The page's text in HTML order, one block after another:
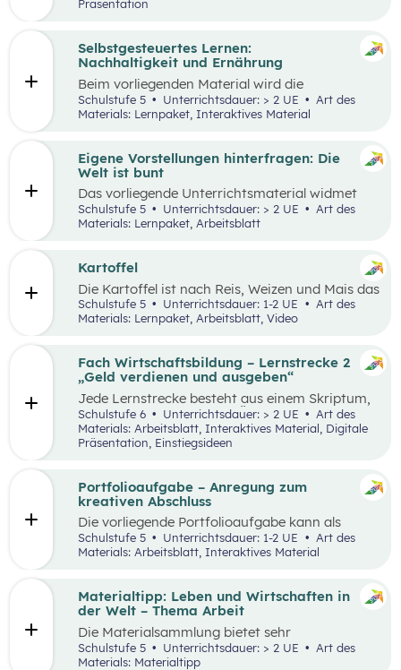
Eigene Vorstellungen hinterfragen: Die
Welt ist bunt
Das vorliegende Unterrichtsmaterial widmet
sich dem Thema Stereotype – insbesondere in
Bezug auf Afrika – und kann als Einstieg in das
visuellem Input soll den Schüler:innen
hinterfragen, zu dekonstruieren und zu
rekonstruieren.
Schulstufe 5 Unterrichtsdauer: > 2 UE
Materials: Lernpaket, Arbeitsblatt
Kartoffel
Die Kartoffel ist nach Reis, Weizen und Mais das
viertwichtigste Grundnahrungsmittel der
Menschheit. Weltweit gibt es rund 5.000
anpassen. Die Unterrichtsmaterialien
behandeln einerseits gesellschaftliche sowie
naturräumliche Bedingungen der
landwirtschaftlichen Produktion. Wesentliche
Charakteristika der räumlichen Umwelt werden
am Fallbeispiel Kartoffel erhoben und
beschrieben.
Schulstufe 5 Unterrichtsdauer: 1-2 UE
Art des
Materials: Lernpaket, Arbeitsblatt, Video
Fach Wirtschaftsbildung – Lernstrecke 2
„Geld verdienen und ausgeben“
Jede Lernstrecke besteht aus einem Skriptum,
welches dazu dient einen Überblick über die
jeweilige Lernstrecke zu erhalten. Mit
dem eigenen Unterrichtsgegenstand
Wirtschaftsbildung erwerben Schüler:innen das
Einstellungen und Verhaltensbereitschaften, die
sie in ökonomisch geprägten Lebenssituationen
benötigen. Diese sollen ihnen dabei helfen,
ökonomische Herausforderungen, Aufgaben
und Problemstellungen erkennen, analysieren,
beurteilen und erfolgreich bewältigen zu
Schulstufe 6 Unterrichtsdauer: > 2 UE
Materials: Arbeitsblatt, Interaktives Material, Digitale
Präsentation, Einstiegsideen
Präsentation
Portfolioaufgabe – Anregung zum
kreativen Abschluss
Die vorliegende Portfolioaufgabe kann als
Abschluss des Kompetenzbereichs „Leben und
Wirtschaften im Hinblick auf nachhaltige
Schulstufe 5 Unterrichtsdauer: 1-2 UE
Art des
Materials: Arbeitsblatt, Interaktives Material
Selbstgesteuertes Lernen:
Nachhaltigkeit und Ernährung
Beim vorliegenden Material wird die
Lernumgebung viachabaDoozur Verfügung
gestellt und mit einem analogen Lernplan (M2)
Schulstufe 5 Unterrichtsdauer: > 2 UE
Materials: Lernpaket, Interaktives Material
Materialtipp: Leben und Wirtschaften in
der Welt – Thema Arbeit
Die Materialsammlung bietet sehr
unterschiedliche Aspekte in Bezug auf das
Thema Arbeit für den Unterricht.
Schulstufe 5 Unterrichtsdauer: > 2 UE
Materials: Materialtipp